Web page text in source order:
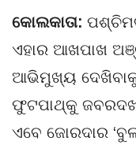
କୋଲକାତା:
ଏହାର ଆଖପାଖ
ଆଭିମୁଖ୍ୟ ଦେଖିବାକୁ
ଫୁଟପାଥ୍‌କୁ
ଏବେ ଜୋରଦାର